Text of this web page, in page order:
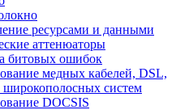
ресурсами и данными
aттенюаторы
битовых ошибок
медных кабелей, DSL,
систем
DOCSIS